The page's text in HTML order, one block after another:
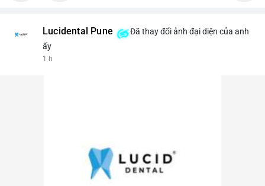
Lucidental Pune
Đã thay đổi ảnh đại diện của anh
ấy
1 h